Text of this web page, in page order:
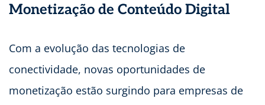
Monetização de Conteúdo Digital
Com a evolução das tecnologias de
conectividade, novas oportunidades de
monetização estão surgindo para empresas de